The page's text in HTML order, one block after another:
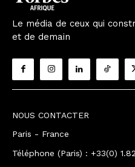
Le média de ceux qui
et de demain
NOUS CONTACTER
Paris - France
Téléphone (Paris) : +33(0)